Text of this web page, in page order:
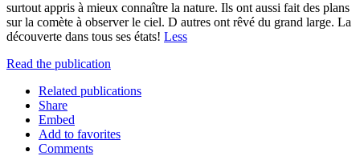
surtout appris à mieux connaître la nature. Ils ont aussi fait des plans
sur la comète à observer le ciel. D autres ont rêvé du grand large. La
découverte dans tous ses états! Less
Read the publication
Related publications
Share
Embed
Add to favorites
Comments